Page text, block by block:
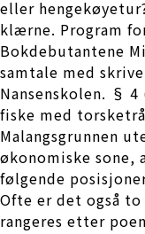
eller
klærne. Program
Bokdebutantene
samtale med
Nansenskolen. §
fiske med
Malangsgrunnen
økonomiske sone,
følgende
Ofte er det også to
rangeres etter